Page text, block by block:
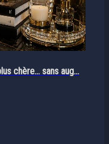
chère… sans aug...